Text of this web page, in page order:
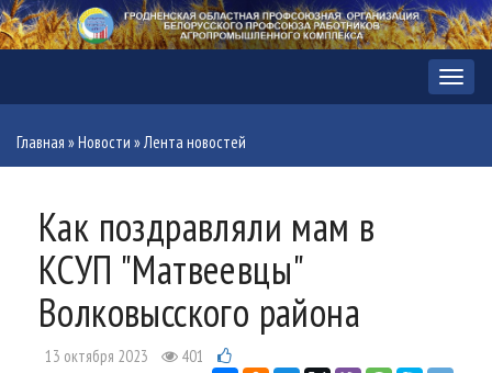
Меню
Главная »Новости »Лента новостей
Как поздравляли мам в
КСУП "Матвеевцы"
Волковысского района
13 октября 2023 401